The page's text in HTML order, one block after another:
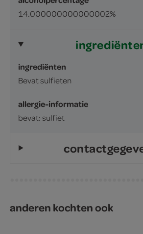
14.000000000000002%
ingrediënten
Bevat sulfieten
allergie-informatie
bevat: sulfiet
anderen kochten ook